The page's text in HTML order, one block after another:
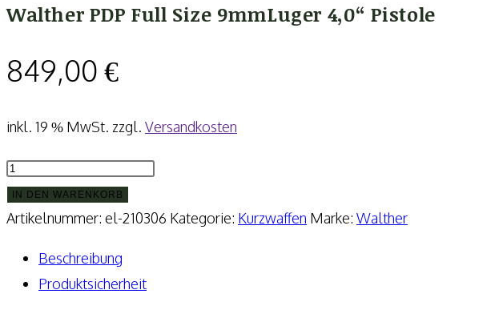
Walther PDP Full Size 9mmLuger 4,0“ Pistole
849,00 €
inkl. 19 % MwSt. zzgl. Versandkosten
Walther
PDP
Full
9mmLuger
IN DEN WARENKORB
Artikelnummer: el-210306 Kategorie: Kurzwaffen Marke: Walther
Beschreibung
Produktsicherheit